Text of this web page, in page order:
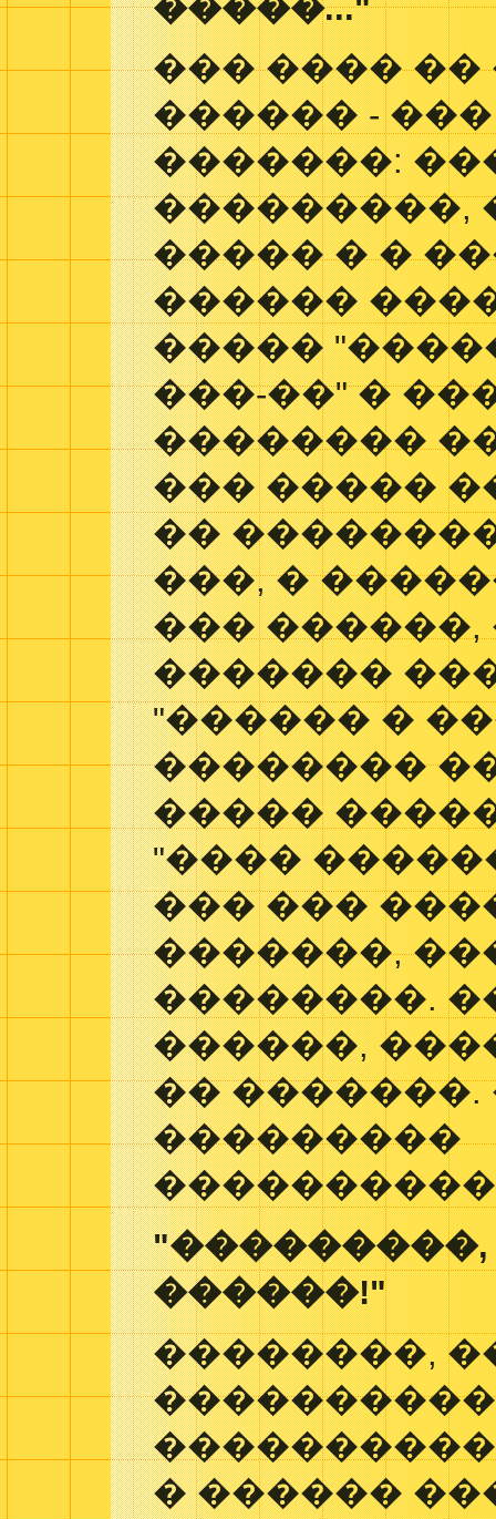
�����..."
��� ���� ��
������ -
�������:
���������,
����� � �
������
�����
���-��" �
��������
��� �����
��
���, �
��� ������,
�������
"������ �
��������
�����
"����
��� ���
�������,
��������.
������,
��
���������
������!"
��������,
� ������